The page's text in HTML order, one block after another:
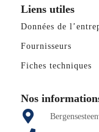
Liens utiles
Données de
Fournisseurs
Fiches techniques
Nos